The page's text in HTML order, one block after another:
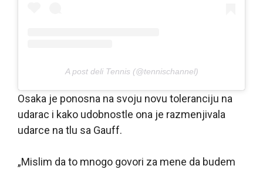
A post deli Tennis (@tennischannel)
Osaka je ponosna na svoju novu toleranciju na
udarac i kako udobnostle ona je razmenjivala
udarce na tlu sa Gauff.
„Mislim da to mnogo govori za mene da budem